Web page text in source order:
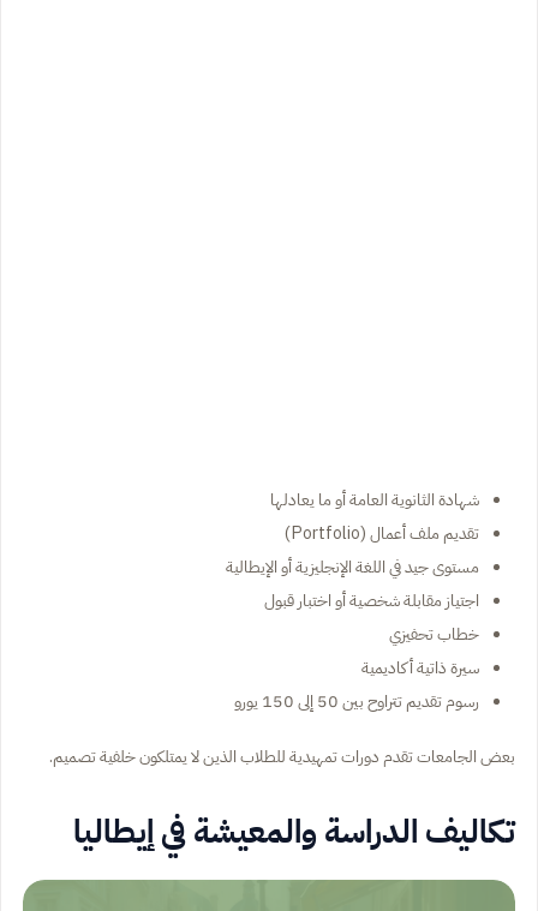
شهادة الثانوية العامة أو ما يعادلها
تقديم ملف أعمال (Portfolio)
مستوى جيد في اللغة الإنجليزية أو الإيطالية
اجتياز مقابلة شخصية أو اختبار قبول
خطاب تحفيزي
سيرة ذاتية أكاديمية
رسوم تقديم تتراوح بين 50 إلى 150 يورو
بعض الجامعات تقدم دورات تمهيدية للطلاب الذين لا يمتلكون خلفية تصميم.
تكاليف الدراسة والمعيشة في إيطاليا